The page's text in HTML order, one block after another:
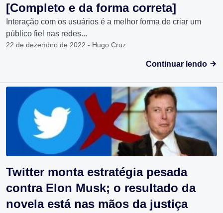
[Completo e da forma correta]
Interação com os usuários é a melhor forma de criar um
público fiel nas redes...
22 de dezembro de 2022 - Hugo Cruz
Continuar lendo
Twitter monta estratégia pesada
contra Elon Musk; o resultado da
novela está nas mãos da justiça